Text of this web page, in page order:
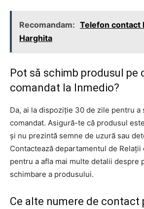
Recomandam: Telefon contact
Harghita
Pot să schimb produsul pe
comandat la Inmedio?
Da, ai la dispoziție 30 de zile pentru a
comandat. Asigură-te că produsul
și nu prezintă semne de uzură sau
Contactează departamentul de
pentru a afla mai multe detalii despre
schimbare a produsului.
Ce alte numere de contact